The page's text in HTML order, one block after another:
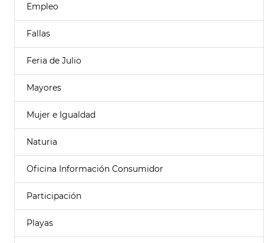
Empleo
Fallas
Feria de Julio
Mayores
Mujer e Igualdad
Naturia
Oficina Información Consumidor
Participación
Playas